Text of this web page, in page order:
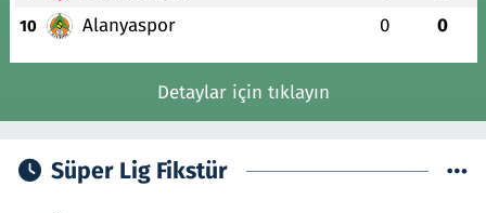
10 Alanyaspor 0 0
Detaylar için tıklayın
Süper Lig Fikstür